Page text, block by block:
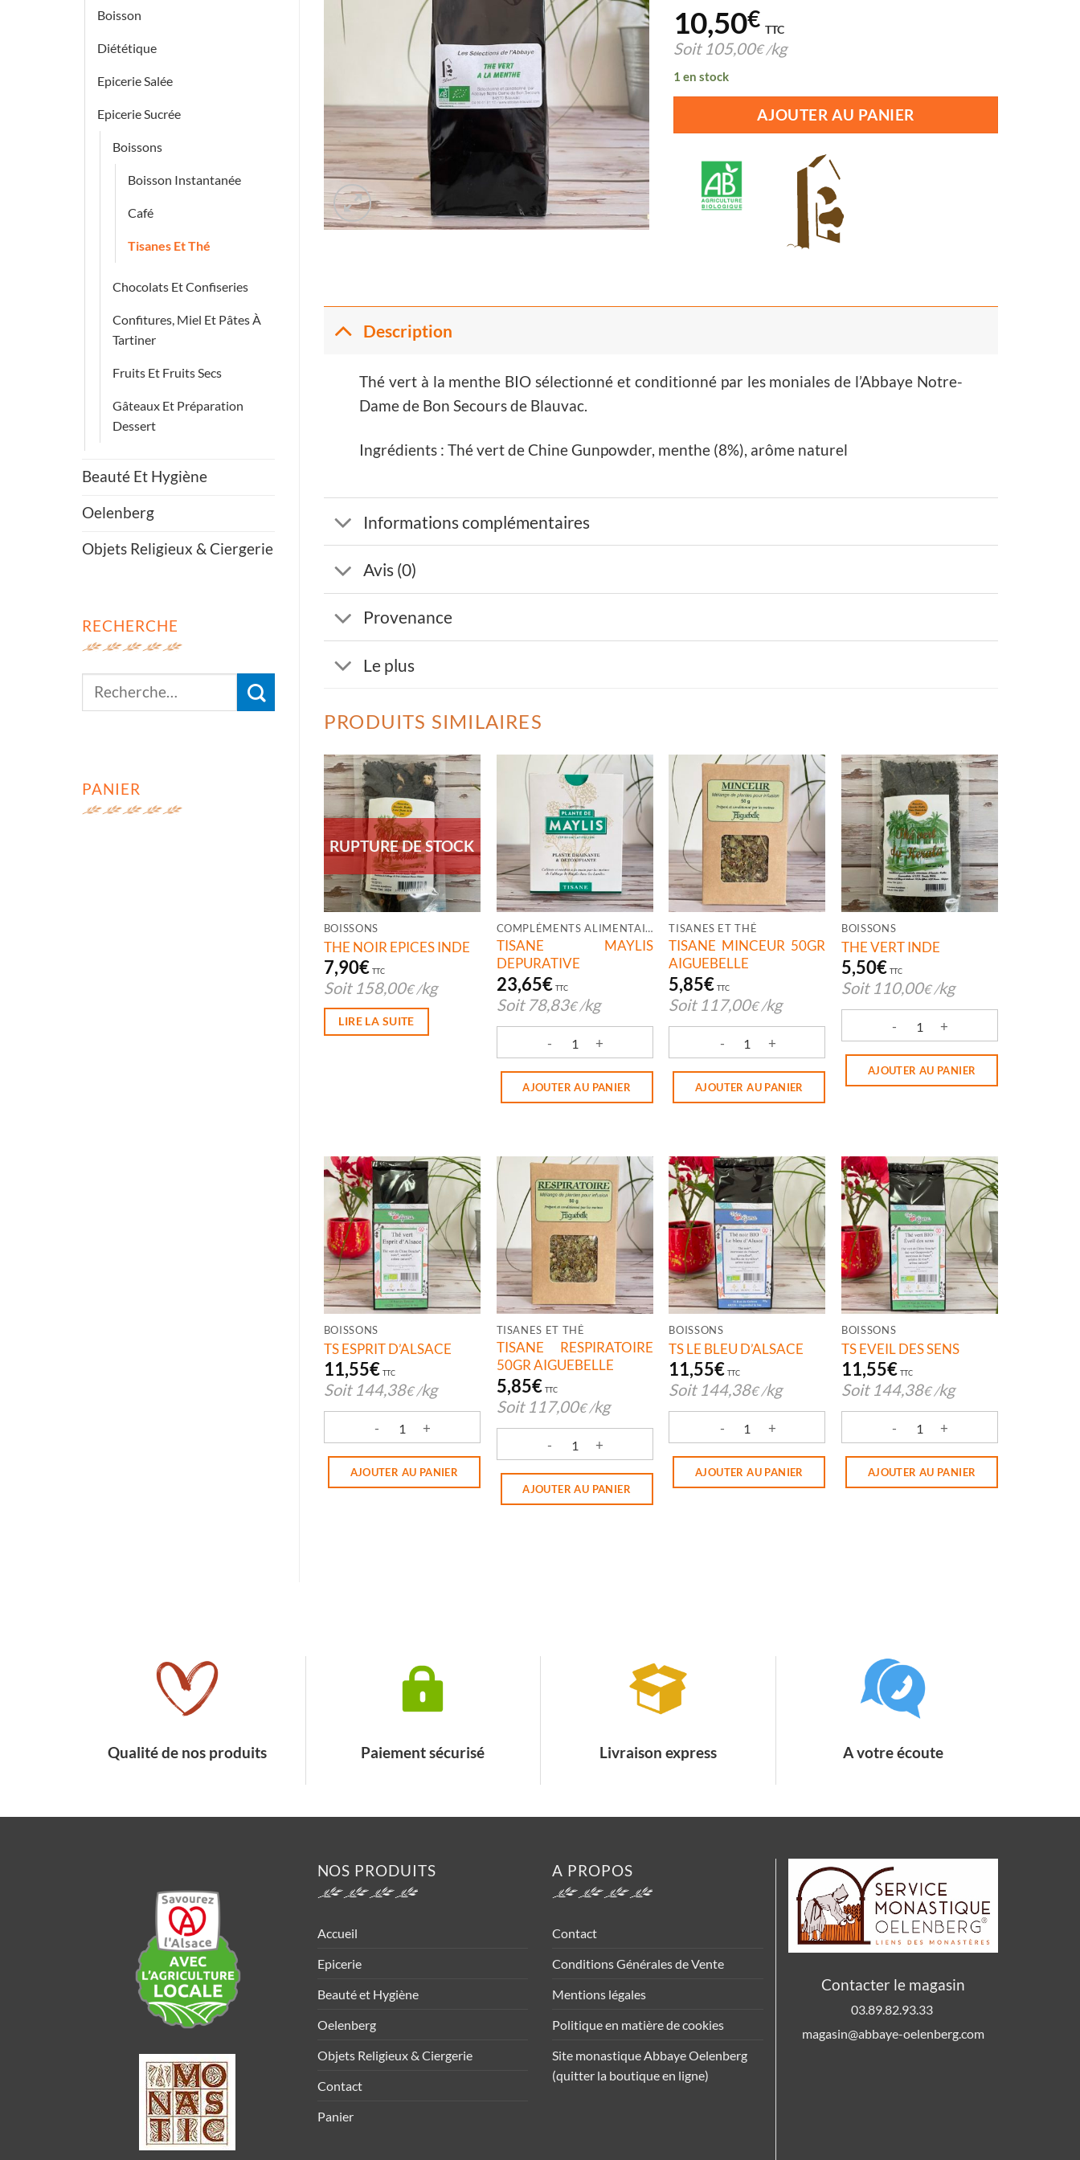
Boisson
Diététique
Epicerie Salée
Epicerie Sucrée
Boissons
Boisson Instantanée
Café
Tisanes Et Thé
Chocolats Et Confiseries
Confitures, Miel Et Pâtes À
Tartiner
Fruits Et Fruits Secs
Gâteaux Et Préparation
Dessert
Beauté Et Hygiène
Oelenberg
Objets Religieux & Ciergerie
RECHERCHE
Recherche
PANIER
10,50€ TTC
Soit 105,00€ /kg
1 en stock
AJOUTER AU PANIER
Description
Thé vert à la menthe BIO sélectionné et conditionné par les moniales de l’Abbaye Notre-
Dame de Bon Secours de Blauvac.
Ingrédients : Thé vert de Chine Gunpowder, menthe (8%), arôme naturel
Informations complémentaires
Avis (0)
Provenance
Le plus
PRODUITS SIMILAIRES
RUPTURE DE STOCK
BOISSONS
THE NOIR EPICES INDE
7,90€ TTC
Soit 158,00€ /kg
LIRE LA SUITE
COMPLÉMENTS ALIMENTAIRES
TISANE MAYLIS
DEPURATIVE
23,65€ TTC
Soit 78,83€ /kg
quantité de TISANE MAYLIS DEPURATIVE
AJOUTER AU PANIER
TISANES ET THÉ
TISANE MINCEUR 50GR
AIGUEBELLE
5,85€ TTC
Soit 117,00€ /kg
quantité de TISANE MINCEUR 50GR AIGUEBELLE
AJOUTER AU PANIER
BOISSONS
THE VERT INDE
5,50€ TTC
Soit 110,00€ /kg
quantité de THE VERT INDE
AJOUTER AU PANIER
BOISSONS
TS ESPRIT D’ALSACE
11,55€ TTC
Soit 144,38€ /kg
quantité de TS ESPRIT D'ALSACE
AJOUTER AU PANIER
TISANES ET THÉ
TISANE RESPIRATOIRE
50GR AIGUEBELLE
5,85€ TTC
Soit 117,00€ /kg
quantité de TISANE RESPIRATOIRE 50GR AIGUEBELLE
AJOUTER AU PANIER
BOISSONS
TS LE BLEU D’ALSACE
11,55€ TTC
Soit 144,38€ /kg
quantité de TS LE BLEU D'ALSACE
AJOUTER AU PANIER
BOISSONS
TS EVEIL DES SENS
11,55€ TTC
Soit 144,38€ /kg
quantité de TS EVEIL DES SENS
AJOUTER AU PANIER
Qualité de nos produits Paiement sécurisé Livraison express A votre écoute
NOS PRODUITS
Accueil
Epicerie
Beauté et Hygiène
Oelenberg
Objets Religieux & Ciergerie
Contact
Panier
A PROPOS
Contact
Conditions Générales de Vente
Mentions légales
Politique en matière de cookies
Site monastique Abbaye Oelenberg
(quitter la boutique en ligne)
Contacter le magasin
03.89.82.93.33
magasin@abbaye-oelenberg.com